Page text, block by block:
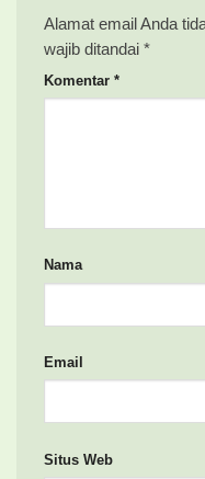
Alamat email Anda
wajib ditandai *
Komentar *
Nama
Email
Situs Web